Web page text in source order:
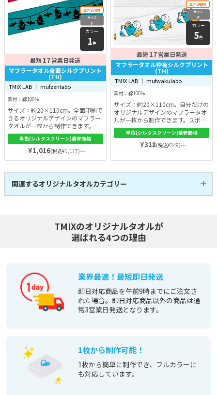
厚さ270匁
サイズ
F
カラー
1色
最短17営業日発送
マフラータオル全面シルクプリント
(TH)
TMIX LAB 丨 mufzenlabo
素材：綿100％
サイズ：約20×110cm。全面印刷で
きるオリジナルデザインのマフラー
タオルが一枚から制作できます。シ
ルクスクリーン印刷だから発色がよ
く細かい文字などもデザイン通り。
手触りもよく色落ちもしにくいの
で、スポーツ時だけでなく、コンサ
ベルティなどにもおすすめ。
単色(シルクスクリーン)最安価格
¥1,016(税込¥1,117)～
厚さ240匁
サイズ
F
カラー
5色
最短17営業日発送
マフラータオル枠有シルクプリント
(TH)
TMIX LAB 丨 mufwakulabo
素材：綿100％
サイズ：約20×110cm。自分だけの
オリジナルデザインのマフラータオ
ルが一枚から制作できます。スポー
ツ時だけでなく、コンサートやスポ
ーツ観戦などにもおすすめ。シルク
スクリーン印刷だから仕上がりも綺
麗で、洗っても色落ちしにくい。オ
プションで熨斗やOPP入れにも対
単色(シルクスクリーン)最安価格
¥318(税込¥349)～
関連するオリジナルタオルカテゴリー
1商品 バスタオル
全3
スポーツタオル 刺繍タオル
コットンタオル
部活・チーム向けタオ
ワンポイント(枠有)印
TMIXのオリジナルタオルが
選ばれる4つの理由
業界最速！最短即日発送
即日対応商品を午前9時までにご注文さ
れた場合。即日対応商品以外の商品は通
常3営業日発送となります。
1枚から制作可能！
1枚から簡単に制作でき、フルカラーに
も対応しています。